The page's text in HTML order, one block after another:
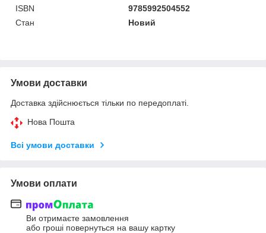
ISBN
9785992504552
Стан
Новий
Умови доставки
Доставка здійснюється тільки по передоплаті.
Нова Пошта
Всі умови доставки
Умови оплати
Ви отримаєте замовлення
або гроші повернуться на вашу картку